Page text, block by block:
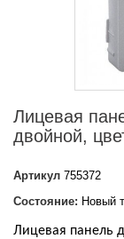
Лицевая
двойной,
Артикул 755372
Состояние: Новый
Лицевая панель